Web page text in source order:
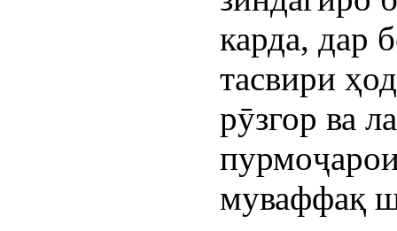
карда, дар
тасвири
рӯзгор ва
муваффақ